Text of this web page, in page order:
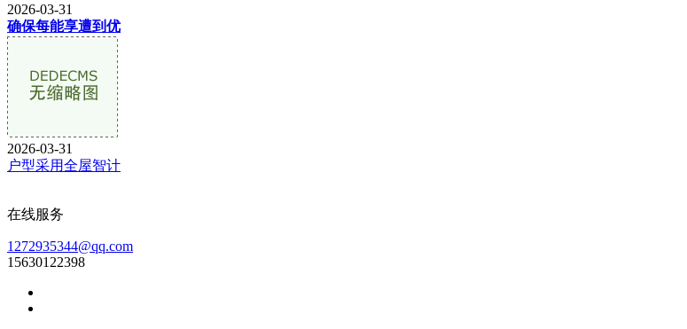
2026-03-31
确保每能享遭到优
2026-03-31
户型采用全屋智计
在线服务
1272935344@qq.com
15630122398